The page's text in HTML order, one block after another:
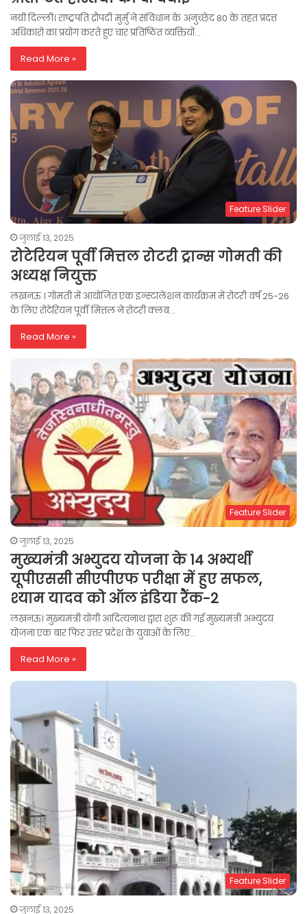
नयी दिल्ली। राष्ट्रपति द्रौपदी मुर्मु ने संविधान के अनुच्छेद 80 के तहत प्रदत्त
अधिकारों का प्रयोग करते हुए चार प्रतिष्ठित व्यक्तियों…
Read More »
Feature Slider
जुलाई 13, 2025
रोटेरियन पूर्वी मित्तल रोटरी ट्रान्स गोमती की
अध्यक्ष नियुक्त
लखनऊ । गोमती में आयोजित एक इन्स्टालेशन कार्यक्रम में रोटरी वर्ष 25-26
के लिए रोटेरियन पूर्वी मित्तल ने रोटरी क्लब…
Read More »
Feature Slider
जुलाई 13, 2025
मुख्यमंत्री अभ्युदय योजना के 14 अभ्यर्थी
यूपीएससी सीएपीएफ परीक्षा में हुए सफल,
श्याम यादव को ऑल इंडिया रैंक-2
लखनऊ। मुख्यमंत्री योगी आदित्यनाथ द्वारा शुरू की गई मुख्यमंत्री अभ्युदय
योजना एक बार फिर उत्तर प्रदेश के युवाओं के लिए…
Read More »
Feature Slider
जुलाई 13, 2025